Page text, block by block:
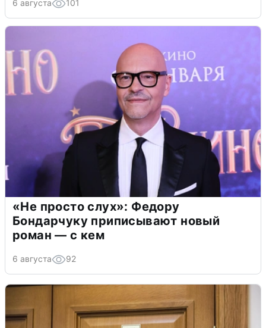
6 августа 101
«Не просто слух»: Федору
Бондарчуку приписывают новый
роман — с кем
6 августа 92